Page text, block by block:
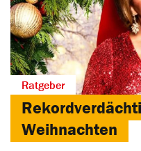
Ratgeber
Weihnachten